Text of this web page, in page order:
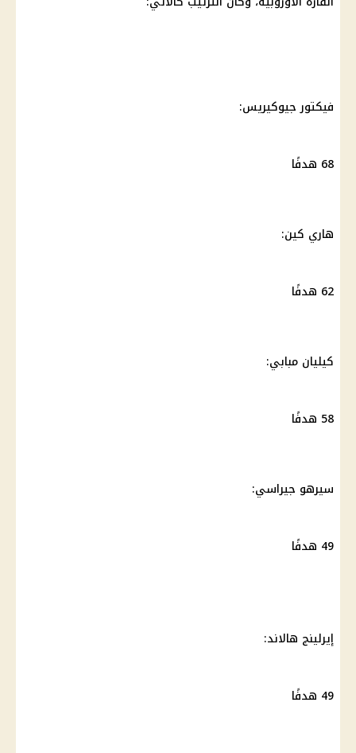
فيكتور جيوكيريس:
68 هدفًا
هاري كين:
62 هدفًا
كيليان مبابي:
58 هدفًا
سيرهو جيراسي:
49 هدفًا
إيرلينج هالاند:
49 هدفًا